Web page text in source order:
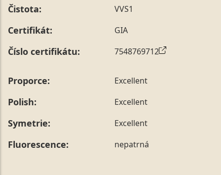
Čistota: VVS1
Certifikát: GIA
Číslo certifikátu: 7548769712
Proporce: Excellent
Polish: Excellent
Symetrie: Excellent
Fluorescence: nepatrná